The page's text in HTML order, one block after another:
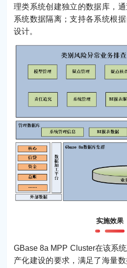
理类系统创建独立的数据库，
系统数据隔离；支持各系统根
设计。
实施效果
GBase 8a MPP Cluster在该系
产化建设的要求，满足了海量